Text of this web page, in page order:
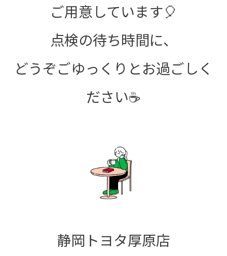
ご用意しています🎈
点検の待ち時間に、
どうぞごゆっくりとお過ごしく
ださい☕
静岡トヨタ厚原店